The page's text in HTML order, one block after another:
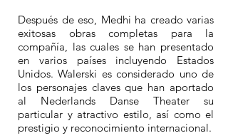
Después de eso, Medhi ha creado varias
exitosas obras completas para la
compañía, las cuales se han presentado
en varios países incluyendo Estados
Unidos. Walerski es considerado uno de
los personajes claves que han aportado
al Nederlands Danse Theater su
particular y atractivo estilo, así como el
prestigio y reconocimiento internacional.